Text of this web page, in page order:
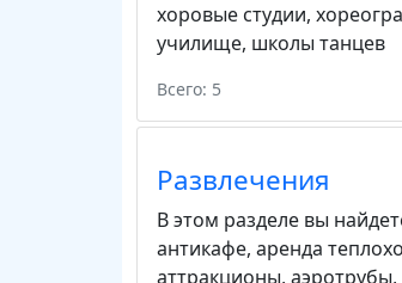
хоровые студии,
училище, школы танцев
Всего: 5
Развлечения
В этом разделе вы
антикафе, аренда
аттракционы, аэротрубы,